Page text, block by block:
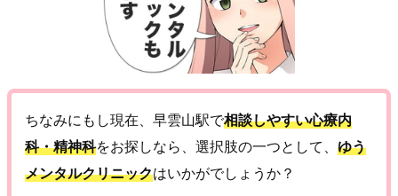
ちなみにもし現在、早雲山駅で相談しやすい心療内
科・精神科をお探しなら、選択肢の一つとして、 ゆう
メンタルクリニックはいかがでしょうか？